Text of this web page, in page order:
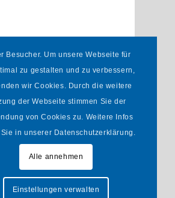
Besucher. Um unsere Webseite für
zu gestalten und zu verbessern,
wir Cookies. Durch die weitere
der Webseite stimmen Sie der
von Cookies zu. Weitere Infos
in unserer Datenschutzerklärung.
Alle annehmen
Einstellungen verwalten